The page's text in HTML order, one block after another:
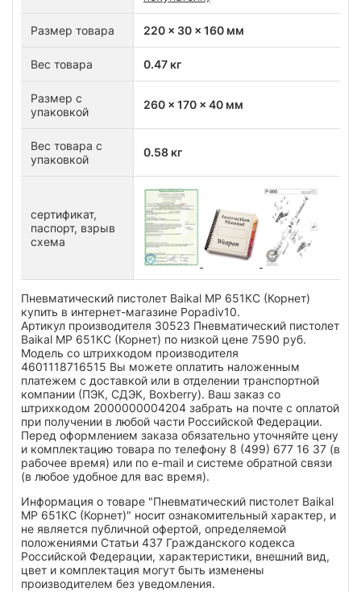
Размер товара 220 x 30 x 160 мм
Вес товара 0.47 кг
Размер с
упаковкой
260 x 170 x 40 мм
Вес товара с
упаковкой
0.58 кг
сертификат,
паспорт, взрыв
схема
Пневматический пистолет Baikal МР 651КС (Корнет)
купить в интернет-магазине Popadiv10.
Артикул производителя 30523 Пневматический пистолет
Baikal МР 651КС (Корнет) по низкой цене 7590 руб.
Модель со штрихкодом производителя
4601118716515 Вы можете оплатить наложенным
платежем с доставкой или в отделении транспортной
компании (ПЭК, СДЭК, Boxberry). Ваш заказ со
штрихкодом 2000000004204 забрать на почте с оплатой
при получении в любой части Российской Федерации.
Перед оформлением заказа обязательно уточняйте цену
и комплектацию товара по телефону 8 (499) 677 16 37 (в
рабочее время) или по e-mail и системе обратной связи
(в любое удобное для вас время).
Информация о товаре "Пневматический пистолет Baikal
МР 651КС (Корнет)" носит ознакомительный характер, и
не является публичной офертой, определяемой
положениями Статьи 437 Гражданского кодекса
Российской Федерации, характеристики, внешний вид,
цвет и комплектация могут быть изменены
производителем без уведомления.